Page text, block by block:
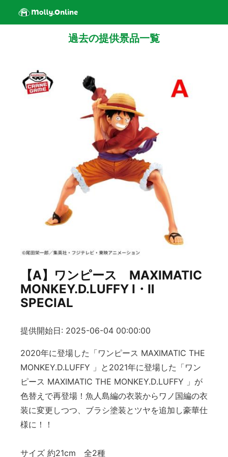
過去の提供景品一覧
【A】ワンピース MAXIMATIC
MONKEY.D.LUFFY Ⅰ・Ⅱ
SPECIAL
提供開始日: 2025-06-04 00:00:00
2020年に登場した「ワンピース MAXIMATIC THE
MONKEY.D.LUFFY 」と2021年に登場した「ワン
ピース MAXIMATIC THE MONKEY.D.LUFFY 」が
色替えで再登場！魚人島編の衣装からワノ国編の衣
装に変更しつつ、ブラシ塗装とツヤを追加し豪華仕
様に！！
サイズ 約21cm 全2種